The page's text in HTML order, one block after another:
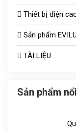
Thiết bị điện
Đèn chiếu sáng
Công tắc ổ cắm
Quạt thông gió
Sản phẩm
Bóng sưởi
Bóng bulb
TÀI LIỆU
Sản phẩm